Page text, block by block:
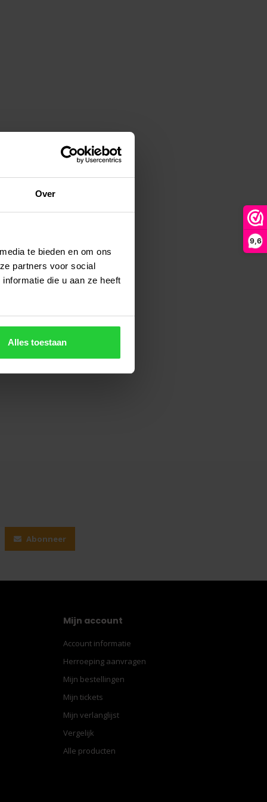
Over
te bieden en om ons
partners voor social
die u aan ze heeft
Alles toestaan
9,6
Abonneer
Mijn account
Account informatie
Herroeping aanvragen
Mijn bestellingen
Mijn tickets
Mijn verlanglijst
Vergelijk
Alle producten